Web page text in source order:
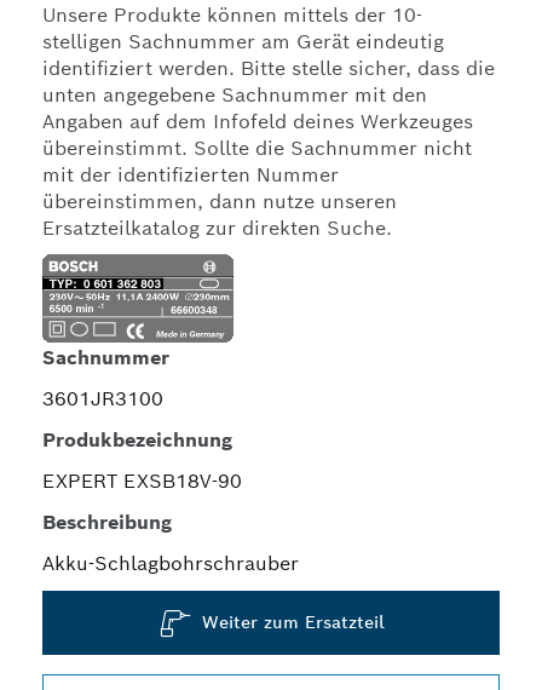
Unsere Produkte können mittels der 10-
stelligen Sachnummer am Gerät eindeutig
identifiziert werden. Bitte stelle sicher, dass die
unten angegebene Sachnummer mit den
Angaben auf dem Infofeld deines Werkzeuges
übereinstimmt. Sollte die Sachnummer nicht
mit der identifizierten Nummer
übereinstimmen, dann nutze unseren
Ersatzteilkatalog zur direkten Suche.
Sachnummer
3601JR3100
Produkbezeichnung
EXPERT EXSB18V-90
Beschreibung
Akku-Schlagbohrschrauber
Weiter zum Ersatzteil